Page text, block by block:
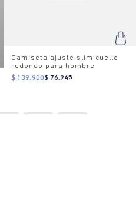
Camiseta ajuste slim cuello
redondo para hombre
$ 139.900$ 76.945